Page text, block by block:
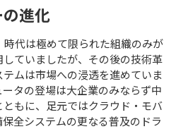
進化
時代は極めて限られた組織のみが
ていましたが、その後の技術革
ムは市場への浸透を進めていま
タの登場は大企業のみならず中
もに、足元ではクラウド・モバ
全システムの更なる普及のドラ